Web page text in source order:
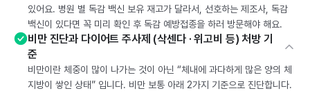
있어요. 병원 별 독감 백신 보유 재고가 달라서, 선호하는 제조사, 독감
백신이 있다면 꼭 미리 확인 후 독감 예방접종을 하러 방문해야 해요.
비만 진단과 다이어트 주사제 (삭센다 · 위고비 등) 처방 기
준
비만이란 체중이 많이 나가는 것이 아닌 “체내에 과다하게 많은 양의 체
지방이 쌓인 상태” 입니다. 비만 보통 아래 2가지 기준으로 진단합니다.